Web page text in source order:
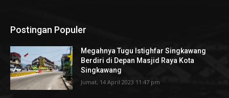
Postingan Populer
Megahnya Tugu Istighfar Singkawang
Berdiri di Depan Masjid Raya Kota
Singkawang
Jumat, 14 April 2023 11:47 pm